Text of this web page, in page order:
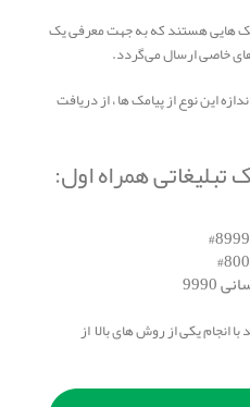
هایی هستند که به جهت معرفی یک
خاصی ارسال می‌گردد.
این نوع از پیامک ها ، از دریافت
همراه اول:
یکی از روش های بالا از